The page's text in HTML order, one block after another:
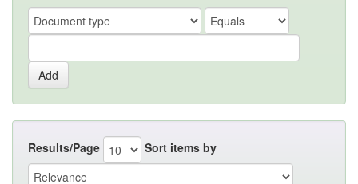
Results/Page Sort items by